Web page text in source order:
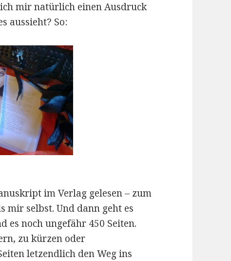
mir natürlich einen Ausdruck
aussieht? So:
im Verlag gelesen – zum
mir selbst. Und dann geht es
es noch ungefähr 450 Seiten.
zu kürzen oder
letzendlich den Weg ins